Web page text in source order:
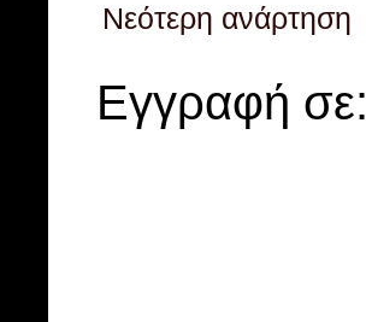
Νεότερη ανάρτηση
Εγγραφή σε: